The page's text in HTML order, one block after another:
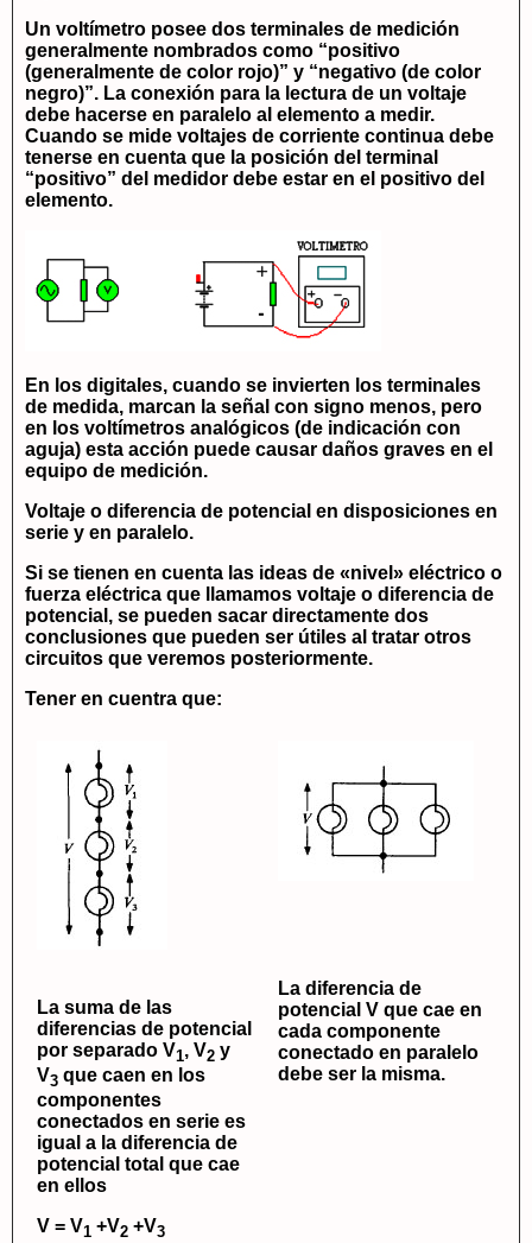
Un voltímetro posee dos terminales de medición
generalmente nombrados como “positivo
(generalmente de color rojo)” y “negativo (de color
negro)”. La conexión para la lectura de un voltaje
debe hacerse en paralelo al elemento a medir.
Cuando se mide voltajes de corriente continua debe
tenerse en cuenta que la posición del terminal
“positivo” del medidor debe estar en el positivo del
elemento.
En los digitales, cuando se invierten los terminales
de medida, marcan la señal con signo menos, pero
en los voltímetros analógicos (de indicación con
aguja) esta acción puede causar daños graves en el
equipo de medición.
Voltaje o diferencia de potencial en disposiciones en
serie y en paralelo.
Si se tienen en cuenta las ideas de «nivel» eléctrico o
fuerza eléctrica que llamamos voltaje o diferencia de
potencial, se pueden sacar directamente dos
conclusiones que pueden ser útiles al tratar otros
circuitos que veremos posteriormente.
Tener en cuentra que:
La suma de las
diferencias de potencial
por separado V1, V2 y
V3 que caen en los
componentes
conectados en serie es
igual a la diferencia de
potencial total que cae
en ellos
V = V1 +V2 +V3
La diferencia de
potencial V que cae en
cada componente
conectado en paralelo
debe ser la misma.